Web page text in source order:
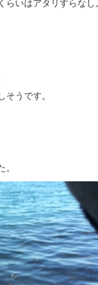
らいはアタリすらなし
うです。